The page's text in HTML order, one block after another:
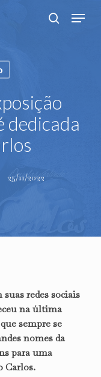
search
Menu
dedicada
25/11/2022
redes sociais
na última
sempre se
nomes da
para uma
Carlos.